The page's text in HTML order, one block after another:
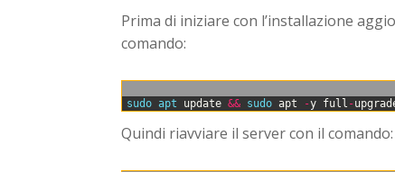
Prima di iniziare con l’installazione
comando:
sudo apt update && sudo apt -y full -
Quindi riavviare il server con il comando: